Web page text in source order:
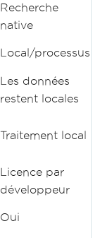
Recherche
native
Local/processus
Les données
restent locales
Traitement local
Licence par
développeur
Oui